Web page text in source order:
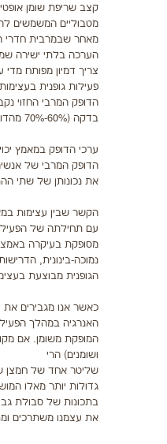
מטבוליים המשמשים
פעילות גופנית בעצימות של 65% מהדופק
בדקה (60%-70% מהדופק המרבי החזוי). השימוש בנוסחה הזו מבוסס על שתי הנחות יסוד בסיסיות:
ערכי הדופק במאמץ
הדופק המרבי של
את נכונותן של שתי
הקשר שבין עצימות
עם תחילתה של
מסופקת בעיקרה
נמוכה-בינונית,
הגופנית מבוצעת
כאשר אנו מגבירים
האנרגיה במהלך
ושומנים) הרי
גדולות יותר מאלו
בתכונות של סבולת
את עצמנו משתרכים